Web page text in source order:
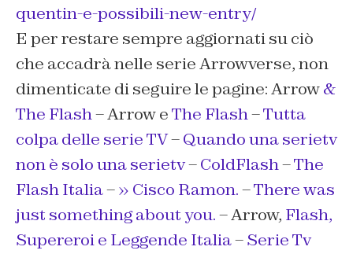
quentin-e-possibili-new-entry/
E per restare sempre aggiornati su ciò
che accadrà nelle serie Arrowverse, non
dimenticate di seguire le pagine: Arrow&
The Flash– Arrow eThe Flash–Tutta
colpa delle serie TV–Quando una serietv
non è solo una serietv–ColdFlash–The
Flash Italia–» Cisco Ramon.–There was
just something about you.– Arrow, Flash,
Supereroi e Leggende Italia–Serie Tv